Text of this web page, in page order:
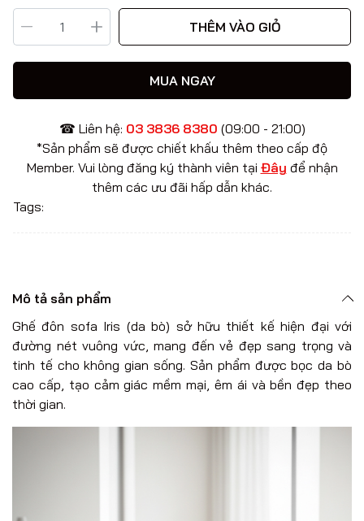
THÊM VÀO GIỎ
MUA NGAY
☎ Liên hệ: 03 3836 8380 (09:00 - 21:00)
*Sản phẩm sẽ được chiết khấu thêm theo cấp độ
Member. Vui lòng đăng ký thành viên tại Đây để nhận
thêm các ưu đãi hấp dẫn khác.
Tags:
Mô tả sản phẩm
Ghế đôn sofa Iris (da bò) sở hữu thiết kế hiện đại với
đường nét vuông vức, mang đến vẻ đẹp sang trọng và
tinh tế cho không gian sống. Sản phẩm được bọc da bò
cao cấp, tạo cảm giác mềm mại, êm ái và bền đẹp theo
thời gian.